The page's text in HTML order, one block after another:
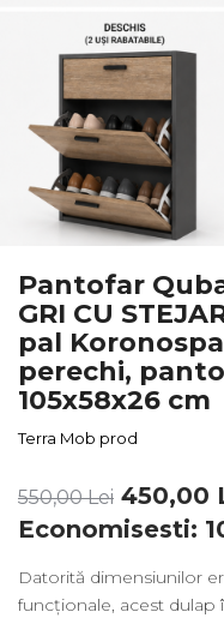
Pantofar
GRI CU
pal
perechi,
105x58x26 cm
Terra Mob prod
550,00 Lei 450,00
Economisesti:
Datorită dimensiunilor
funcționale, acest dulap